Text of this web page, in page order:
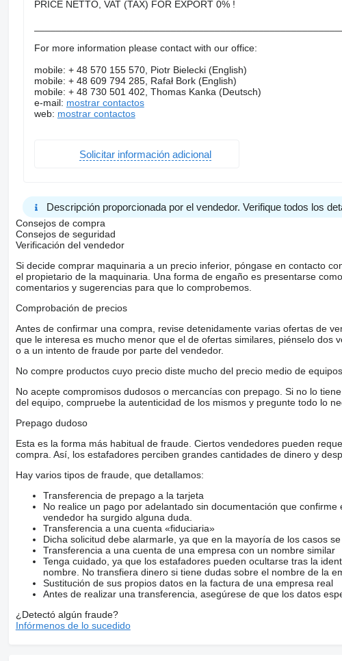
PRICE NETTO, VAT (TAX) FOR EXPORT 0% !
For more information please contact with our office:
mobile: + 48 570 155 570, Piotr Bielecki (English)
mobile: + 48 609 794 285, Rafał Bork (English)
mobile: + 48 730 501 402, Thomas Kanka (Deutsch)
e-mail: mostrar contactos
web: mostrar contactos
Solicitar información adicional
Descripción proporcionada por el vendedor. Verifique todos los
Consejos de compra
Consejos de seguridad
Verificación del vendedor
Si decide comprar maquinaria a un precio inferior, póngase en contacto
el propietario de la maquinaria. Una forma de engaño es presentarse
comentarios y sugerencias para que lo comprobemos.
Comprobación de precios
Antes de confirmar una compra, revise detenidamente varias ofertas de
que le interesa es mucho menor que el de ofertas similares, piénselo dos
o a un intento de fraude por parte del vendedor.
No compre productos cuyo precio diste mucho del precio medio de
No acepte compromisos dudosos o mercancías con prepago. Si no lo
del equipo, compruebe la autenticidad de los mismos y pregunte todo lo
Prepago dudoso
Esta es la forma más habitual de fraude. Ciertos vendedores pueden
compra. Así, los estafadores perciben grandes cantidades de dinero y
Hay varios tipos de fraude, que detallamos:
Transferencia de prepago a la tarjeta
No realice un pago por adelantado sin documentación que
vendedor ha surgido alguna duda.
Transferencia a una cuenta «fiduciaria»
Dicha solicitud debe alarmarle, ya que en la mayoría de los casos
Transferencia a una cuenta de una empresa con un nombre similar
Tenga cuidado, ya que los estafadores pueden ocultarse tras la
nombre. No transfiera dinero si tiene dudas sobre el nombre de la
Sustitución de sus propios datos en la factura de una empresa real
Antes de realizar una transferencia, asegúrese de que los datos
¿Detectó algún fraude?
Infórmenos de lo sucedido